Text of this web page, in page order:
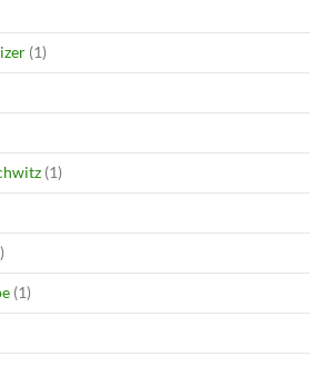
(1)
(1)
(1)